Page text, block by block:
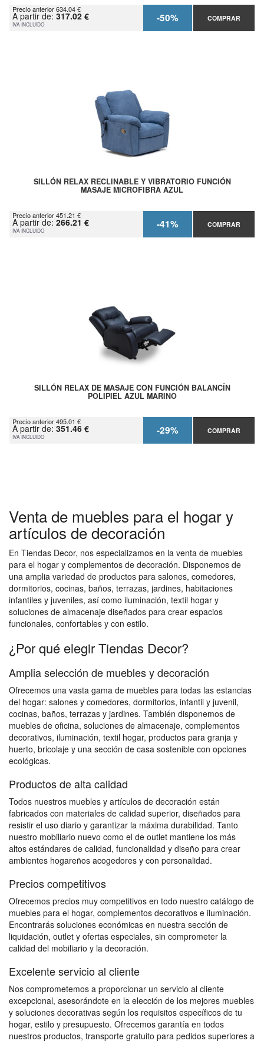
Precio anterior 634.04 €
A partir de: 317.02 €
IVA INCLUIDO -50% COMPRAR
SILLÓN RELAX RECLINABLE Y VIBRATORIO FUNCIÓN
MASAJE MICROFIBRA AZUL
Precio anterior 451.21 €
A partir de: 266.21 €
IVA INCLUIDO -41% COMPRAR
SILLÓN RELAX DE MASAJE CON FUNCIÓN BALANCÍN
POLIPIEL AZUL MARINO
Precio anterior 495.01 €
A partir de: 351.46 €
IVA INCLUIDO -29% COMPRAR
Venta de muebles para el hogar y
artículos de decoración
En Tiendas Decor, nos especializamos en la venta de muebles
para el hogar y complementos de decoración. Disponemos de
una amplia variedad de productos para salones, comedores,
dormitorios, cocinas, baños, terrazas, jardines, habitaciones
infantiles y juveniles, así como iluminación, textil hogar y
soluciones de almacenaje diseñados para crear espacios
funcionales, confortables y con estilo.
¿Por qué elegir Tiendas Decor?
Amplia selección de muebles y decoración
Ofrecemos una vasta gama de muebles para todas las estancias
del hogar: salones y comedores, dormitorios, infantil y juvenil,
cocinas, baños, terrazas y jardines. También disponemos de
muebles de oficina, soluciones de almacenaje, complementos
decorativos, iluminación, textil hogar, productos para granja y
huerto, bricolaje y una sección de casa sostenible con opciones
ecológicas.
Productos de alta calidad
Todos nuestros muebles y artículos de decoración están
fabricados con materiales de calidad superior, diseñados para
resistir el uso diario y garantizar la máxima durabilidad. Tanto
nuestro mobiliario nuevo como el de outlet mantiene los más
altos estándares de calidad, funcionalidad y diseño para crear
ambientes hogareños acogedores y con personalidad.
Precios competitivos
Ofrecemos precios muy competitivos en todo nuestro catálogo de
muebles para el hogar, complementos decorativos e iluminación.
Encontrarás soluciones económicas en nuestra sección de
liquidación, outlet y ofertas especiales, sin comprometer la
calidad del mobiliario y la decoración.
Excelente servicio al cliente
Nos comprometemos a proporcionar un servicio al cliente
excepcional, asesorándote en la elección de los mejores muebles
y soluciones decorativas según los requisitos específicos de tu
hogar, estilo y presupuesto. Ofrecemos garantía en todos
nuestros productos, transporte gratuito para pedidos superiores a